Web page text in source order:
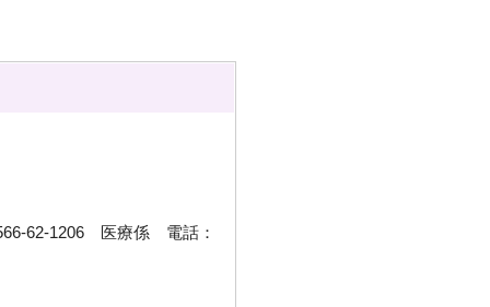
62-1206 医療係 電話：